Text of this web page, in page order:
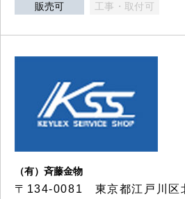
販売可 工事・取付可
（有）斉藤金物
〒134-0081 東京都江戸川区